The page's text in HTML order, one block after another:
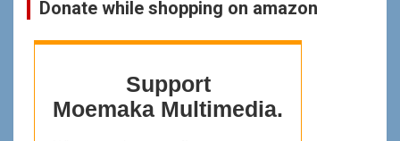
Donate while shopping on amazon